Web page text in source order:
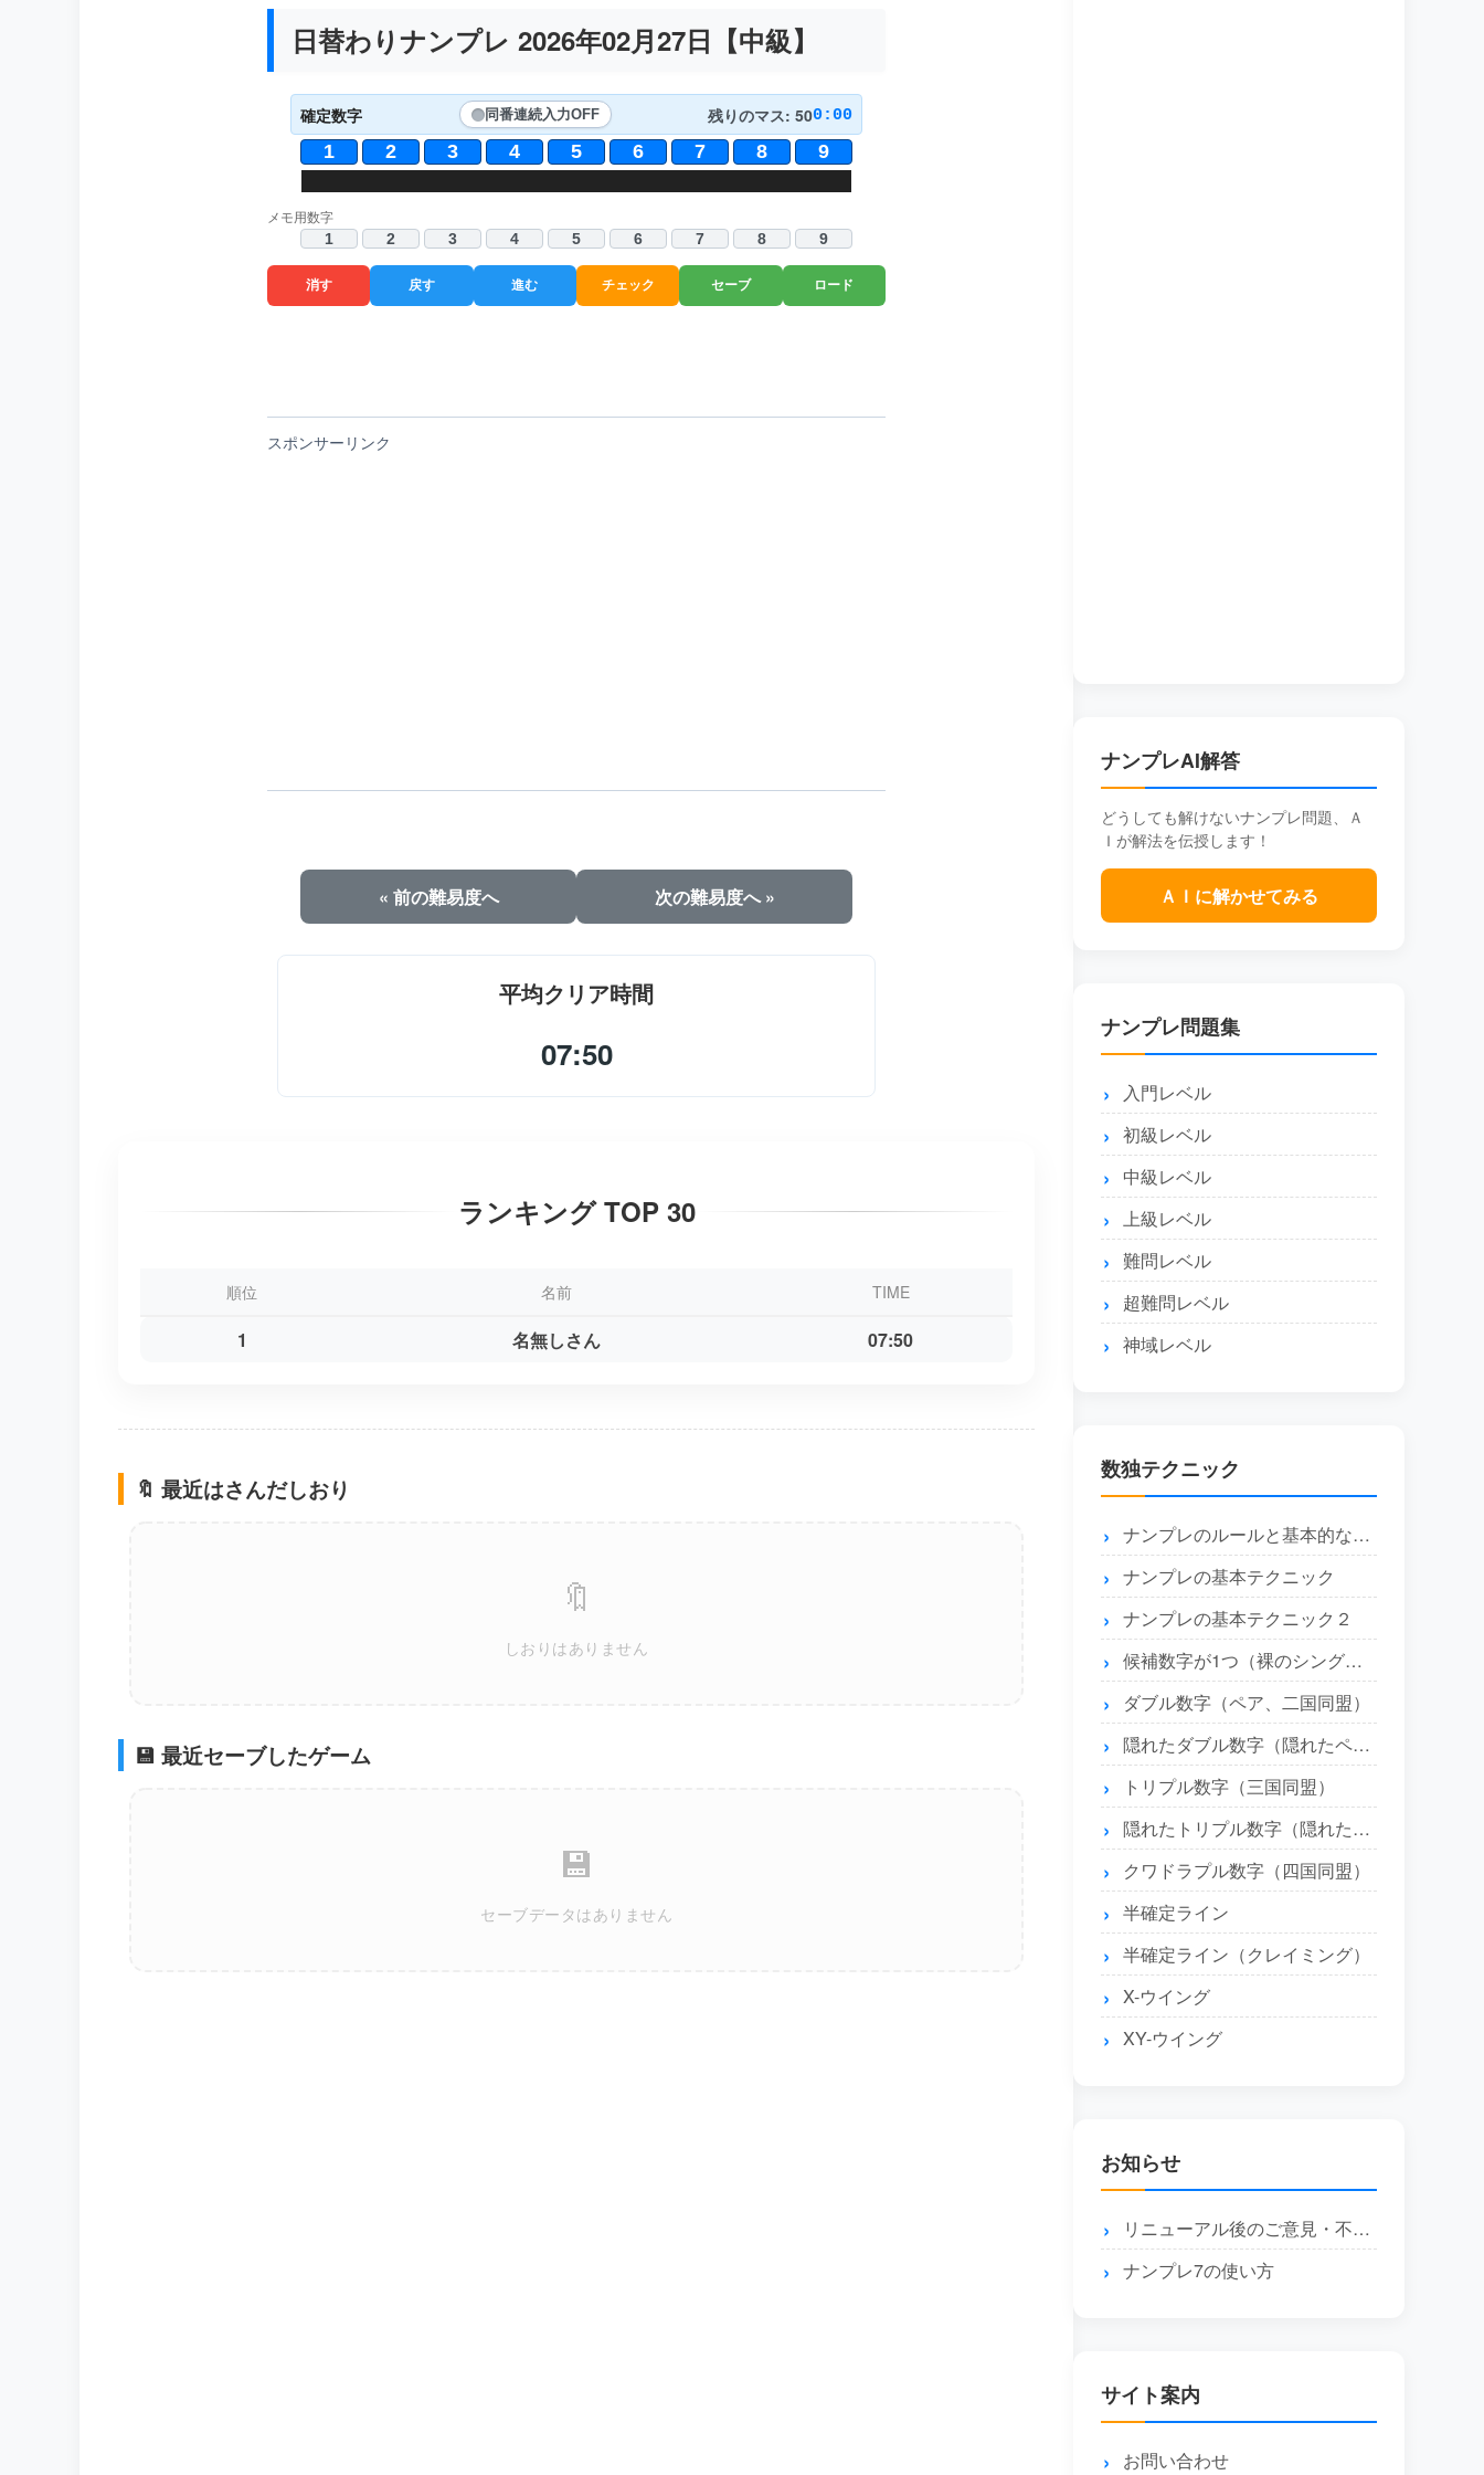
日替わりナンプレ 2026年02月27日【中級】
確定数字 同番連続入力OFF 残りのマス: 500:00
1 2 3 4 5 6 7 8 9
1 3
6 7 5 1 9
1 4
5 4
4 9 8 1 7
3 4
2 5
5 9 4 2 1
8 3 4 6 9 7
メモ用数字
1 2 3 4 5 6 7 8 9
消す 戻す 進む チェック セーブ ロード
スポンサーリンク
« 前の難易度へ 次の難易度へ »
平均クリア時間
07:50
ランキング TOP 30
順位 名前 TIME
1 名無しさん 07:50
🔖 最近はさんだしおり
🔖
しおりはありません
💾 最近セーブしたゲーム
💾
セーブデータはありません
ナンプレAI解答
どうしても解けないナンプレ問題、Ａ
Ｉが解法を伝授します！
ＡＩに解かせてみる
ナンプレ問題集
入門レベル
初級レベル
中級レベル
上級レベル
難問レベル
超難問レベル
神域レベル
数独テクニック
ナンプレのルールと基本的な解き方
ナンプレの基本テクニック
ナンプレの基本テクニック２
候補数字が1つ（裸のシングル）とエリア内に1つ（隠れたシングル）
ダブル数字（ペア、二国同盟）
隠れたダブル数字（隠れたペア）
トリプル数字（三国同盟）
隠れたトリプル数字（隠れたトリプル）
クワドラプル数字（四国同盟）
半確定ライン
半確定ライン（クレイミング）
X-ウイング
XY-ウイング
お知らせ
リニューアル後のご意見・不具合報告はこちら
ナンプレ7の使い方
サイト案内
お問い合わせ